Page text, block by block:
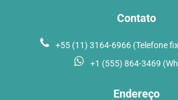
Contato
+55 (11) 3164-6966 (Telefone
+1 (555) 864-3469
Endereço